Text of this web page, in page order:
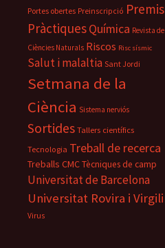
Portes obertes Preinscripció Premis
PràctiquesQuímica Revista de
Ciències Naturals Riscos Risc sísmic
Salut i malaltia Sant Jordi
Setmana de la
Ciència Sistema nerviós
SortidesTallers científics
Tecnologia Treball de recerca
Treballs CMCTècniques de camp
Universitat de Barcelona
Universitat Rovira i Virgili
Virus